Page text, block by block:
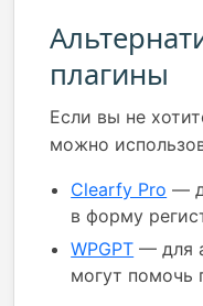
плагины
Если вы не
можно
Clearfy Pro —
в форму
WPGPT — для
могут помочь